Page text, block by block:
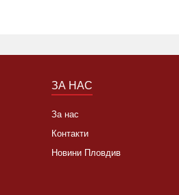
ЗА НАС
За нас
Контакти
Новини Пловдив